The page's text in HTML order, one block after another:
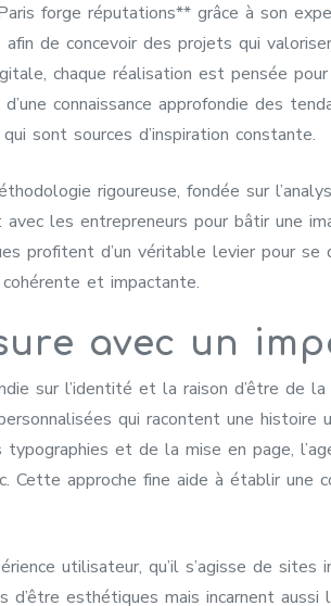
forge réputations** grâce à son
de concevoir des projets qui
chaque réalisation est pensée
connaissance approfondie des
sont sources d’inspiration constante.
rigoureuse, fondée sur
les entrepreneurs pour bâtir une
profitent d’un véritable levier pour se
et impactante.
avec un
sur l’identité et la raison d’être de la
qui racontent une histoire
typographies et de la mise en page,
Cette approche fine aide à établir une
utilisateur, qu’il s’agisse de sites
esthétiques mais incarnent